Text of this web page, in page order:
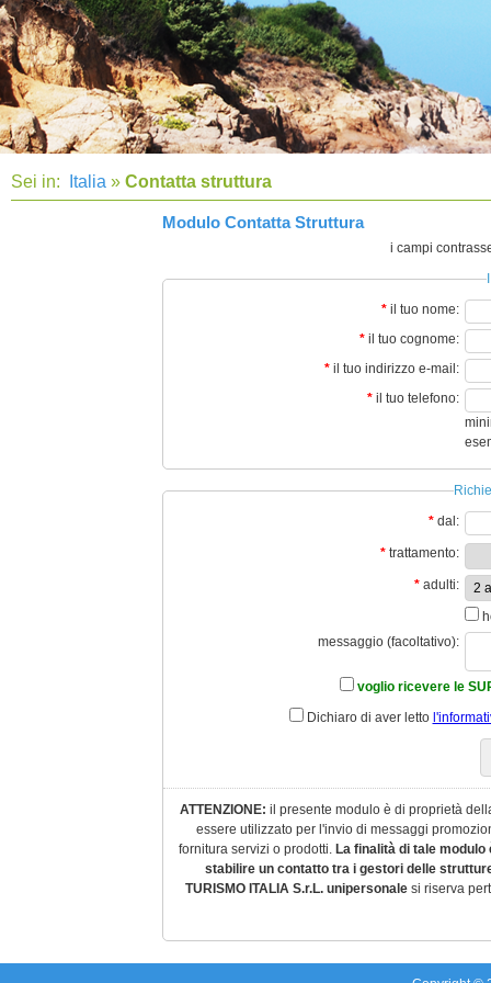
Sei in: Italia » Contatta struttura
Modulo Contatta Struttura
i campi
* il tuo nome:
* il tuo cognome:
* il tuo indirizzo e-mail:
* il tuo telefono:
* dal:
* trattamento:
* adulti:
messaggio (facoltativo):
voglio ricevere le
Dichiaro di aver letto
ATTENZIONE: il presente modulo è di proprietà
essere utilizzato per l'invio di messaggi
fornitura servizi o prodotti. La finalità di tale
stabilire un contatto tra i gestori delle
TURISMO ITALIA S.r.L. unipersonalesi riserva